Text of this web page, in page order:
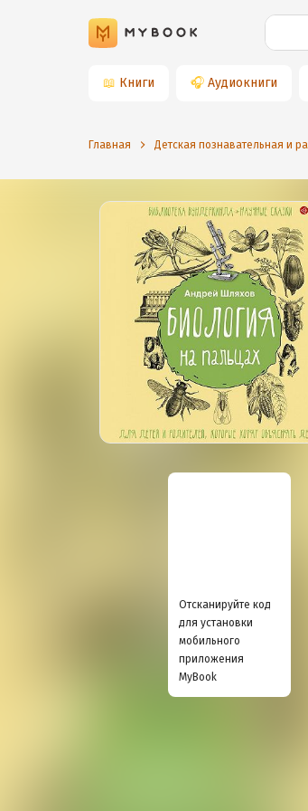
📖 Книги 🎧 Аудиокниги
Главная Детская познавательная и
Отсканируйте код
для установки
мобильного
приложения
MyBook